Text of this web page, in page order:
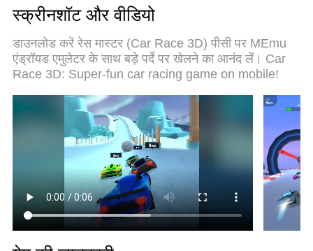
कोई सीमा नहीं, मोबाइल डेटा और परेशान कॉल। आपके कंप्यूटर पर
विकल्प नया MEmu 9 है। हमारे अवशोषण के साथ कोडित, बहु-
उदाहरण प्रबंधक एक ही समय में 2 या अधिक खाते खोलना संभव
बनाता है। और सबसे महत्वपूर्ण, हमारा अनन्य उत्सर्जन इंजन आपके
सुखद बना सकता है।
स्क्रीनशॉट और वीडियो
डाउनलोड करें रेस मास्टर (Car Race 3D) पीसी पर MEmu
एंड्रॉयड एमुलेटर के साथ बड़े पर्दे पर खेलने का आनंद लें। Car
Race 3D: Super-fun car racing game on mobile!